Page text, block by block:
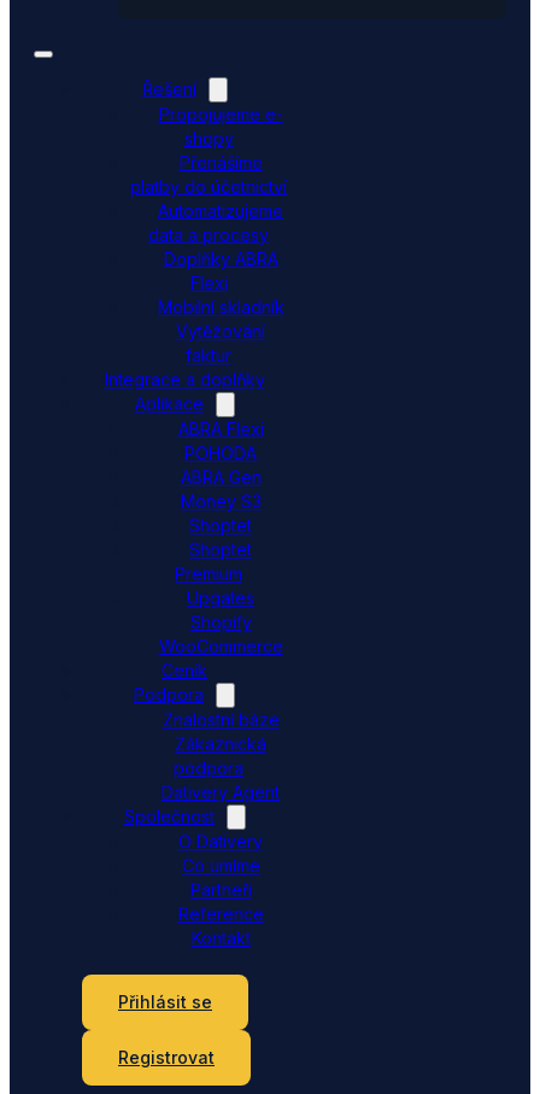
Řešení
Propojujeme e-
shopy
Přenášíme
platby do účetnictví
Automatizujeme
data a procesy
Doplňky ABRA
Flexi
Mobilní skladník
Vytěžování
faktur
Integrace a doplňky
Aplikace
ABRA Flexi
POHODA
ABRA Gen
Money S3
Shoptet
Shoptet
Premium
Upgates
Shopify
WooCommerce
Ceník
Podpora
Znalostní báze
Zákaznická
podpora
Dativery Agent
Společnost
O Dativery
Co umíme
Partneři
Reference
Kontakt
Přihlásit se
Registrovat